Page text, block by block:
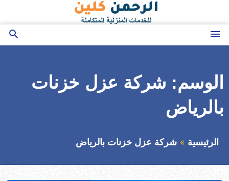
إلى
القائمة
بحث
الوسم: شركة عزل خزنات
بالرياض
الرئيسية شركة عزل خزنات بالرياض